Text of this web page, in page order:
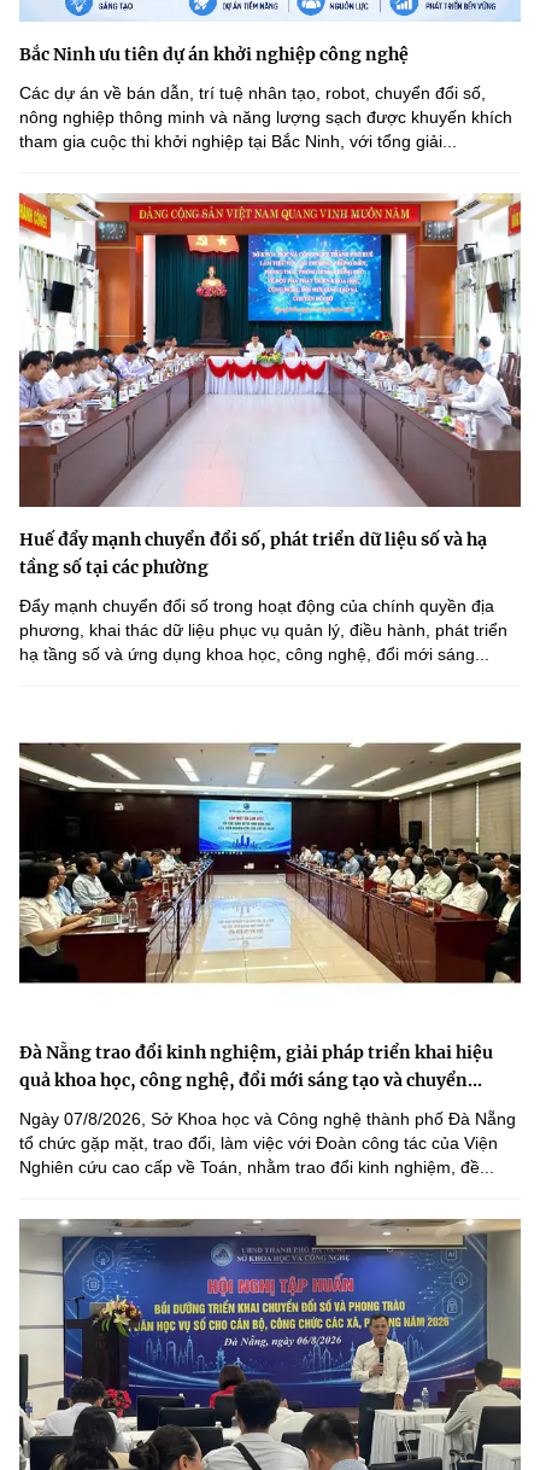
Bắc Ninh ưu tiên dự án khởi nghiệp công nghệ
Các dự án về bán dẫn, trí tuệ nhân tạo, robot, chuyển đổi số,
nông nghiệp thông minh và năng lượng sạch được khuyến khích
tham gia cuộc thi khởi nghiệp tại Bắc Ninh, với tổng giải...
Huế đẩy mạnh chuyển đổi số, phát triển dữ liệu số và hạ
tầng số tại các phường
Đẩy mạnh chuyển đổi số trong hoạt động của chính quyền địa
phương, khai thác dữ liệu phục vụ quản lý, điều hành, phát triển
hạ tầng số và ứng dụng khoa học, công nghệ, đổi mới sáng...
Đà Nẵng trao đổi kinh nghiệm, giải pháp triển khai hiệu
quả khoa học, công nghệ, đổi mới sáng tạo và chuyển...
Ngày 07/8/2026, Sở Khoa học và Công nghệ thành phố Đà Nẵng
tổ chức gặp mặt, trao đổi, làm việc với Đoàn công tác của Viện
Nghiên cứu cao cấp về Toán, nhằm trao đổi kinh nghiệm, đề...